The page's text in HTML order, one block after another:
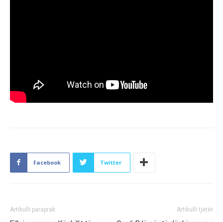
Facebook Twitter
Artikulli paraprak Artikulli tjetër